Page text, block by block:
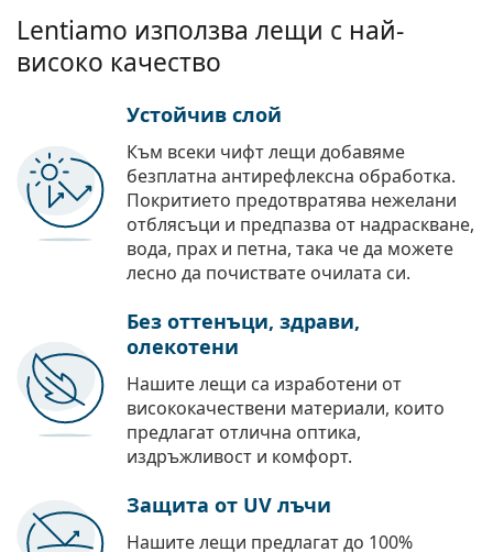
Lentiamo използва лещи с най-
високо качество
Устойчив слой
Към всеки чифт лещи добавяме
безплатна антирефлексна обработка.
Покритието предотвратява нежелани
отблясъци и предпазва от надраскване,
вода, прах и петна, така че да можете
лесно да почиствате очилата си.
Без оттенъци, здрави,
олекотени
Нашите лещи са изработени от
висококачествени материали, които
предлагат отлична оптика,
издръжливост и комфорт.
Защита от UV лъчи
Нашите лещи предлагат до 100%